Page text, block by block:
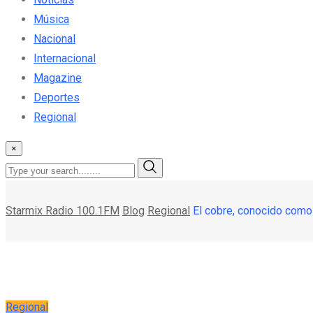
Música
Nacional
Internacional
Magazine
Deportes
Regional
×
Starmix Radio 100.1FM Blog Regional El cobre, conocido
Regional